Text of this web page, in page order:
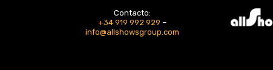
Contacto:
+34 919 992 929 –
info@allshowsgroup.com